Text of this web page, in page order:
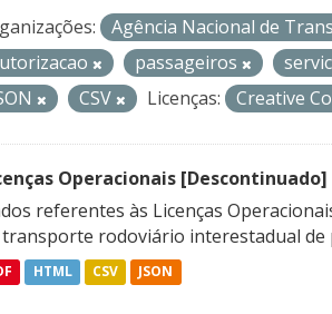
Agência Nacional de
passageiros
CSV Licenças: Creative
Operacionais [Descontinuado]
referentes às Licenças
rodoviário interestadual de
HTML CSV JSON